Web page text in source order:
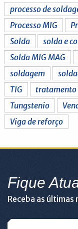
processo de
Processo MIG
Solda
solda e
Solda MIG MAG
soldagem
TIG
Tungstenio
Viga de reforço
Fique
Receba as